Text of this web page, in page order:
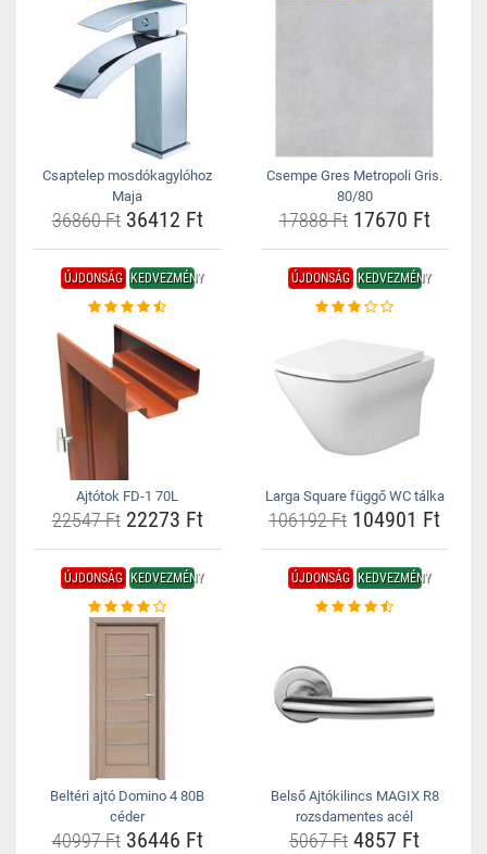
Csaptelep mosdókagylóhoz
Maja
36860 Ft36412 Ft
Csempe Gres Metropoli Gris.
80/80
17888 Ft17670 Ft
ÚJDONSÁG KEDVEZMÉNY
Ajtótok FD-1 70L
22547 Ft22273 Ft
ÚJDONSÁG KEDVEZMÉNY
Larga Square függő WC tálka
106192 Ft 104901 Ft
ÚJDONSÁG KEDVEZMÉNY
Beltéri ajtó Domino 4 80B
céder
40997 Ft36446 Ft
ÚJDONSÁG KEDVEZMÉNY
Belső Ajtókilincs MAGIX R8
rozsdamentes acél
5067 Ft 4857 Ft